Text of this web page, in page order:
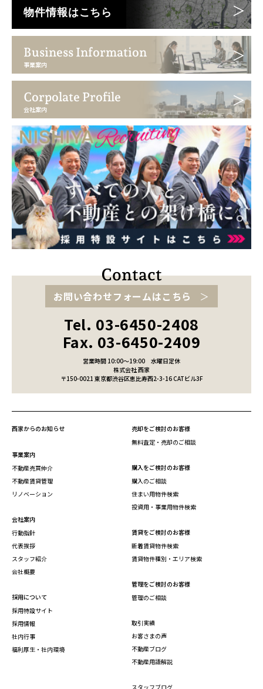
物件情報はこちら
Business Information
事業案内
Corpolate Profile
会社案内
お問い合わせフォームはこちら
Tel. 03-6450-2408
Fax. 03-6450-2409
営業時間 10:00～19:00
水曜日定休
株式会社 西家
〒150-0021 東京都渋谷区恵比寿西2-3-16 CATビル3F
西家からのお知らせ
事業案内
不動産売買仲介
不動産賃貸管理
リノベーション
会社案内
行動指針
代表挨拶
スタッフ紹介
会社概要
採用について
採用特設サイト
採用情報
社内行事
福利厚生・社内環境
売却をご検討のお客様
無料査定・売却のご相談
購入をご検討のお客様
購入のご相談
住まい用物件検索
投資用・事業用物件検索
賃貸をご検討のお客様
新着賃貸物件検索
賃貸物件種別・エリア検索
管理をご検討のお客様
管理のご相談
取引実績
お客さまの声
不動産ブログ
不動産用語解説
スタッフブログ